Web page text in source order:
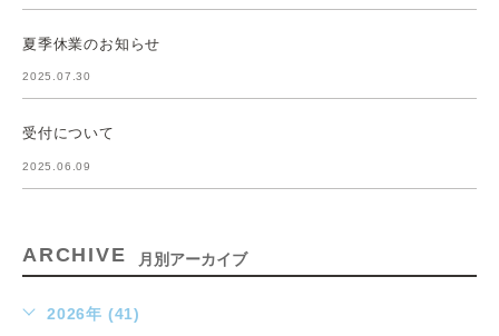
夏季休業のお知らせ
2025.07.30
受付について
2025.06.09
ARCHIVE 月別アーカイブ
2026年 (41)